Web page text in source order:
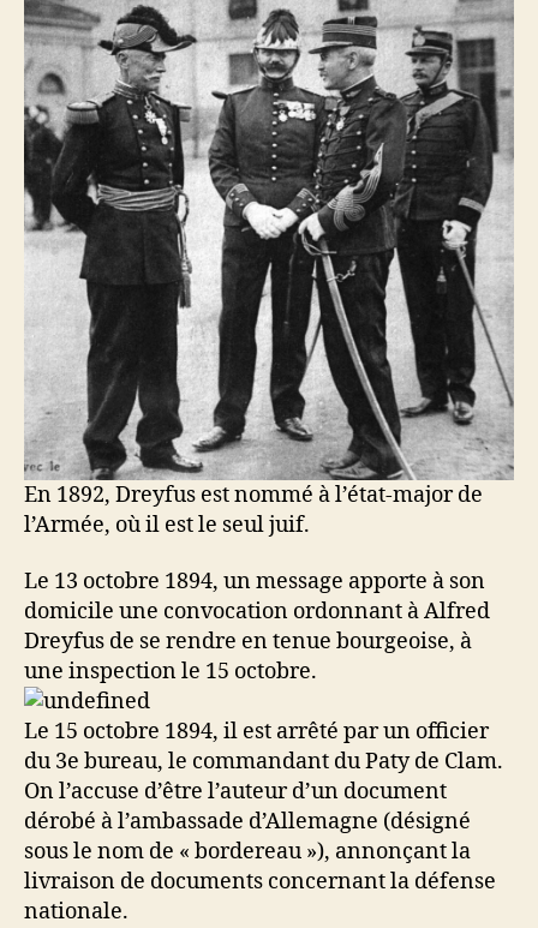
En 1892, Dreyfus est nommé à l’état-major de
l’Armée, où il est le seul juif.
Le 13 octobre 1894, un message apporte à son
domicile une convocation ordonnant à Alfred
Dreyfus de se rendre en tenue bourgeoise, à
une inspection le 15 octobre.
Le 15 octobre 1894, il est arrêté par un officier
du 3e bureau, le commandant du Paty de Clam.
On l’accuse d’être l’auteur d’un document
dérobé à l’ambassade d’Allemagne (désigné
sous le nom de « bordereau »), annonçant la
livraison de documents concernant la défense
nationale.